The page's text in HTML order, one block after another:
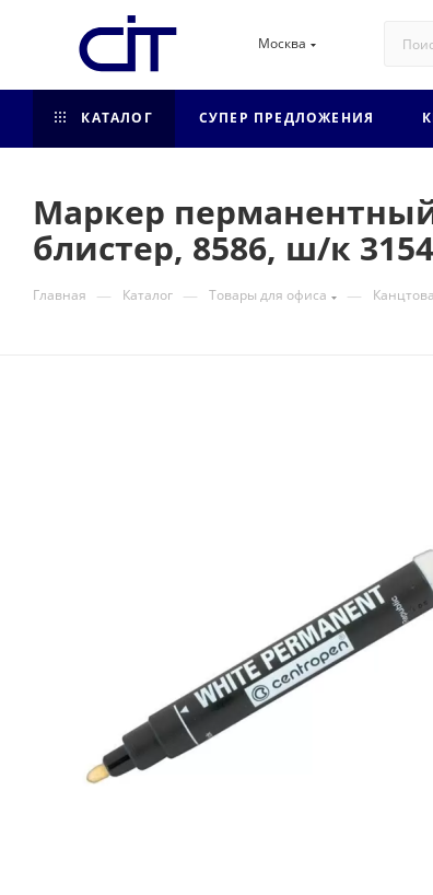
Москва
КАТАЛОГ СУПЕР ПРЕДЛОЖЕНИЯ
Маркер
блистер, 8586, ш/к
Главная — Каталог — Товары для офиса —